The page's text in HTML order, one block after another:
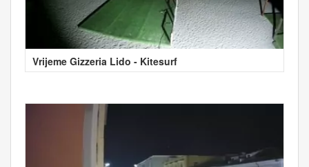
Vrijeme Gizzeria Lido - Kitesurf